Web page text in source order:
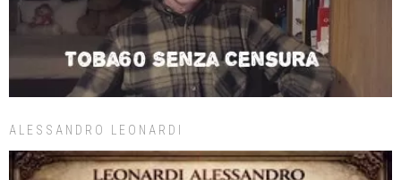
ALESSANDRO LEONARDI